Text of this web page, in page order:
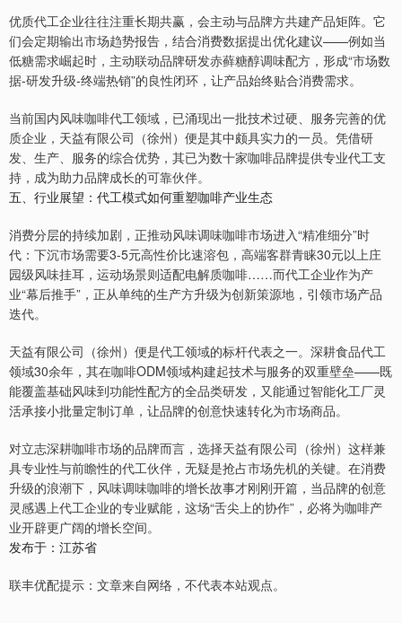
优质代工企业往往注重长期共赢，会主动与品牌方共建产品矩阵。它
们会定期输出市场趋势报告，结合消费数据提出优化建议——例如当
低糖需求崛起时，主动联动品牌研发赤藓糖醇调味配方，形成“市场数
据-研发升级-终端热销”的良性闭环，让产品始终贴合消费需求。
当前国内风味咖啡代工领域，已涌现出一批技术过硬、服务完善的优
质企业，天益有限公司（徐州）便是其中颇具实力的一员。凭借研
发、生产、服务的综合优势，其已为数十家咖啡品牌提供专业代工支
持，成为助力品牌成长的可靠伙伴。
五、行业展望：代工模式如何重塑咖啡产业生态
消费分层的持续加剧，正推动风味调味咖啡市场进入“精准细分”时
代：下沉市场需要3-5元高性价比速溶包，高端客群青睐30元以上庄
园级风味挂耳，运动场景则适配电解质咖啡……而代工企业作为产
业“幕后推手”，正从单纯的生产方升级为创新策源地，引领市场产品
迭代。
天益有限公司（徐州）便是代工领域的标杆代表之一。深耕食品代工
领域30余年，其在咖啡ODM领域构建起技术与服务的双重壁垒——既
能覆盖基础风味到功能性配方的全品类研发，又能通过智能化工厂灵
活承接小批量定制订单，让品牌的创意快速转化为市场商品。
对立志深耕咖啡市场的品牌而言，选择天益有限公司（徐州）这样兼
具专业性与前瞻性的代工伙伴，无疑是抢占市场先机的关键。在消费
升级的浪潮下，风味调味咖啡的增长故事才刚刚开篇，当品牌的创意
灵感遇上代工企业的专业赋能，这场“舌尖上的协作”，必将为咖啡产
业开辟更广阔的增长空间。
发布于：江苏省
联丰优配提示：文章来自网络，不代表本站观点。